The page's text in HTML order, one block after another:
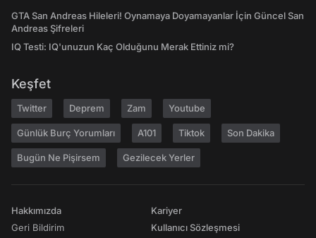
GTA San Andreas Hileleri! Oynamaya Doyamayanlar İçin Güncel San
Andreas Şifreleri
IQ Testi: IQ'unuzun Kaç Olduğunu Merak Ettiniz mi?
Keşfet
Twitter Deprem Zam Youtube
Günlük Burç Yorumları A101 Tiktok Son Dakika
Bugün Ne Pişirsem Gezilecek Yerler
Hakkımızda
Geri Bildirim
Kariyer
Kullanıcı Sözleşmesi